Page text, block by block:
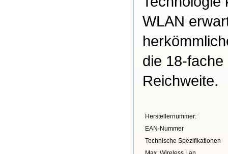
WLAN
die 18-
Reichweite.
Herstellernummer:
EAN-Nummer
Technische Spezifikationen